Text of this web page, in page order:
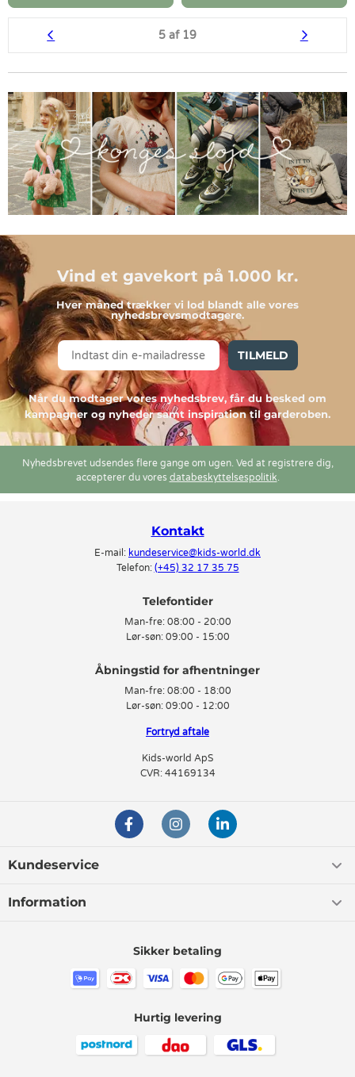
5 af 19
Vind et gavekort på 1.000 kr.
Hver måned trækker vi lod blandt alle vores
nyhedsbrevsmodtagere.
TILMELD
Når du modtager vores nyhedsbrev, får du besked om
kampagner og nyheder samt inspiration til garderoben.
Nyhedsbrevet udsendes flere gange om ugen. Ved at registrere dig,
accepterer du vores databeskyttelsespolitik
Kontakt
E-mail: kundeservice@kids-world.dk
Telefon: (+45) 32 17 35 75
Telefontider
Man-fre: 08:00 - 20:00
Lør-søn: 09:00 - 15:00
Man-fre: 08:00 - 18:00
Lør-søn: 09:00 - 12:00
Fortryd aftale
Kids-world ApS
CVR: 44169134
Kundeservice
Information
Sikker betaling
Hurtig levering